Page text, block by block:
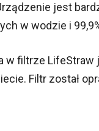
jest
w wodzie i
w filtrze
Filtr został